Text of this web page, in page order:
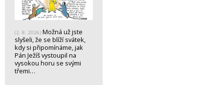
(2. 8. 2026) Možná už jste
slyšeli, že se blíží svátek,
kdy si připomínáme, jak
Pán Ježíš vystoupil na
vysokou horu se svými
třemi…